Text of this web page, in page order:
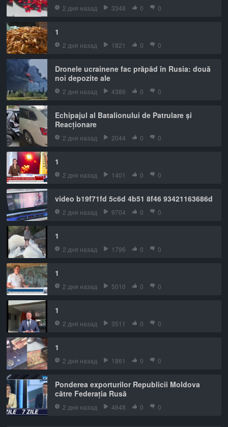
2 дня назад 3348 0 0
1
2 дня назад 1821 0 0
Dronele ucrainene fac prăpăd în Rusia: două
noi depozite ale
2 дня назад 4386 0 0
Echipajul al Batalionului de Patrulare și
Reacționare
2 дня назад 2044 0 0
1
2 дня назад 1401 0 0
video b19f71fd 5c6d 4b51 8f46 93421163686d
2 дня назад 9704 0 0
1
2 дня назад 1796 0 0
1
2 дня назад 5010 0 0
1
2 дня назад 3511 0 0
1
2 дня назад 1861 0 0
Ponderea exporturilor Republicii Moldova
către Federația Rusă
2 дня назад 4648 0 0